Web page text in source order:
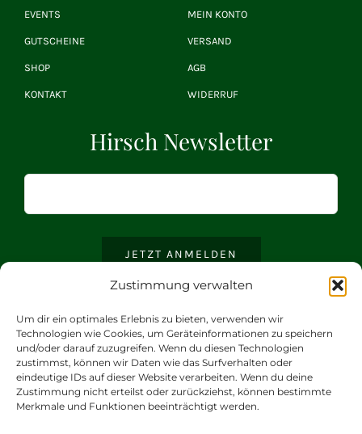
Zustimmung verwalten
Um dir ein optimales Erlebnis zu bieten, verwenden wir
Technologien wie Cookies, um Geräteinformationen zu speichern
und/oder darauf zuzugreifen. Wenn du diesen Technologien
zustimmst, können wir Daten wie das Surfverhalten oder
eindeutige IDs auf dieser Website verarbeiten. Wenn du deine
Zustimmung nicht erteilst oder zurückziehst, können bestimmte
Merkmale und Funktionen beeinträchtigt werden.
EVENTS
GUTSCHEINE
SHOP
KONTAKT
MEIN KONTO
VERSAND
AGB
WIDERRUF
Hirsch Newsletter
JETZT ANMELDEN